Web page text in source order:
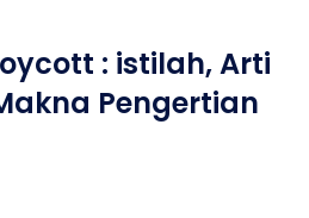
: istilah, Arti
Pengertian